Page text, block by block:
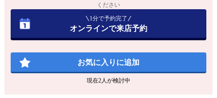
ください
1分で予約完了
オンラインで来店予約
お気に入りに追加
現在2人が検討中